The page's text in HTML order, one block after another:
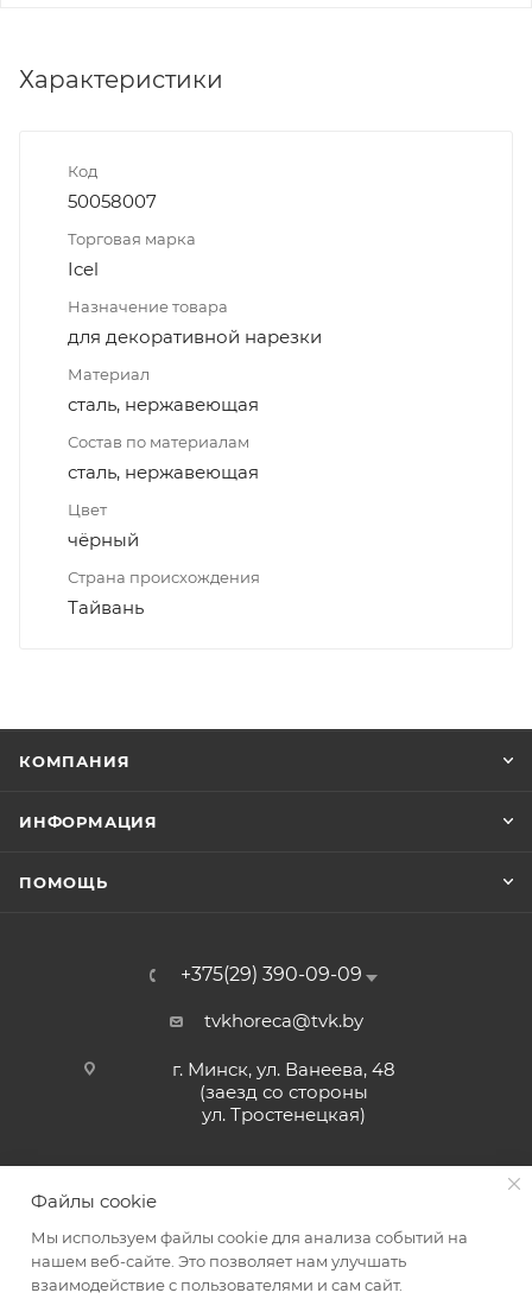
Характеристики
Код
50058007
Торговая марка
Icel
Назначение товара
для декоративной нарезки
Материал
сталь, нержавеющая
Состав по материалам
сталь, нержавеющая
Цвет
чёрный
Страна происхождения
Тайвань
КОМПАНИЯ
ИНФОРМАЦИЯ
ПОМОЩЬ
+375(29) 390-09-09
tvkhoreca@tvk.by
г. Минск, ул. Ванеева, 48
(заезд со стороны
ул. Тростенецкая)
Файлы cookie
Мы используем файлы cookie для анализа событий на
нашем веб-сайте. Это позволяет нам улучшать
взаимодействие с пользователями и сам сайт.